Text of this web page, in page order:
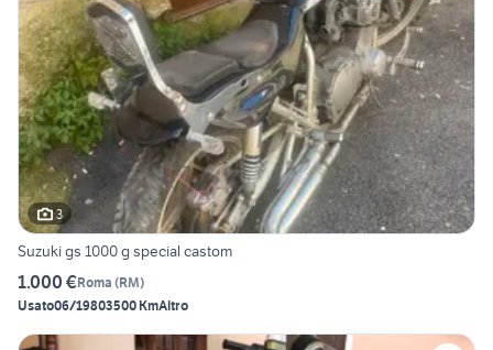
3
Suzuki gs 1000 g special castom
1.000 €Roma (RM)
Usato06/19803500 KmAltro